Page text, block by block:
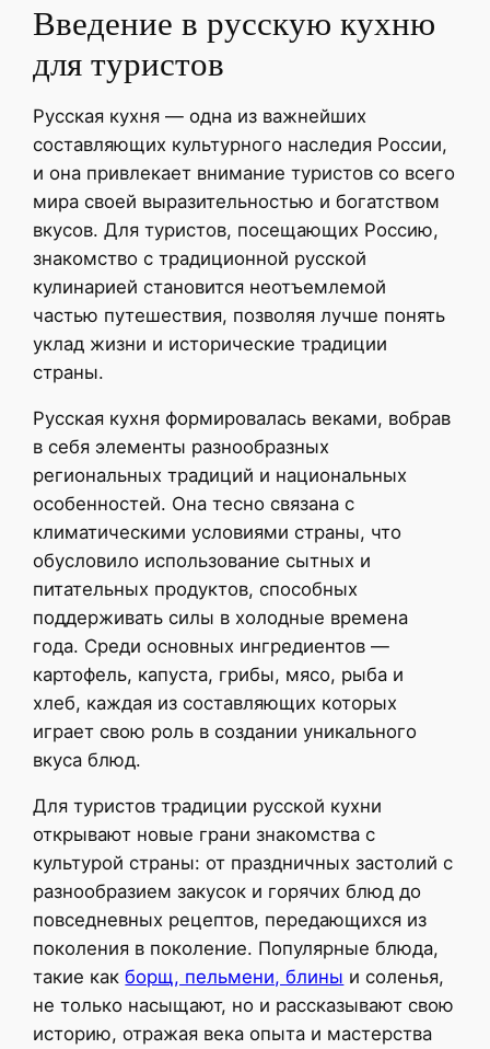
Введение в русскую кухню
для туристов
Русская кухня — одна из важнейших
составляющих культурного наследия России,
и она привлекает внимание туристов со всего
мира своей выразительностью и богатством
вкусов. Для туристов, посещающих Россию,
знакомство с традиционной русской
кулинарией становится неотъемлемой
частью путешествия, позволяя лучше понять
уклад жизни и исторические традиции
страны.
Русская кухня формировалась веками, вобрав
в себя элементы разнообразных
региональных традиций и национальных
особенностей. Она тесно связана с
климатическими условиями страны, что
обусловило использование сытных и
питательных продуктов, способных
поддерживать силы в холодные времена
года. Среди основных ингредиентов —
картофель, капуста, грибы, мясо, рыба и
хлеб, каждая из составляющих которых
играет свою роль в создании уникального
вкуса блюд.
Для туристов традиции русской кухни
открывают новые грани знакомства с
культурой страны: от праздничных застолий с
разнообразием закусок и горячих блюд до
повседневных рецептов, передающихся из
поколения в поколение. Популярные блюда,
такие какборщ, пельмени, блины и соленья,
не только насыщают, но и рассказывают свою
историю, отражая века опыта и мастерства